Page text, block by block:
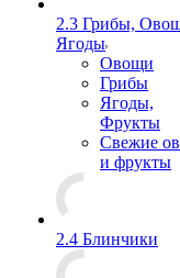
2.3 Грибы,
Ягоды
Овощи
Грибы
Ягоды,
Фрукты
Свежие
и фрукты
2.4 Блинчики